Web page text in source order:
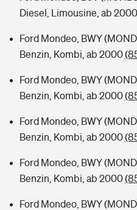
Diesel, Limousine, ab 2000
Ford Mondeo, BWY
Benzin, Kombi, ab 2000
Ford Mondeo, BWY
Benzin, Kombi, ab 2000
Ford Mondeo, BWY
Benzin, Kombi, ab 2000
Ford Mondeo, BWY
Benzin, Kombi, ab 2000
Ford Mondeo, BWY